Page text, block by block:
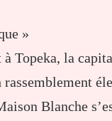
»
Topeka, la
rassemblement
Blanche